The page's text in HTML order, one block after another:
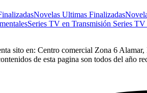
Novelas Ultimas Finalizadas
Series TV en Transmisión Series TV
sito en: Centro comercial Zona 6
de esta pagina son todos del año